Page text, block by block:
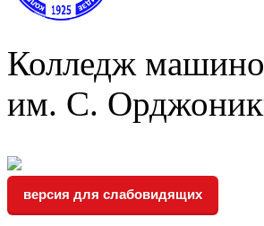
Колледж
им. С.
версия для слабовидящих